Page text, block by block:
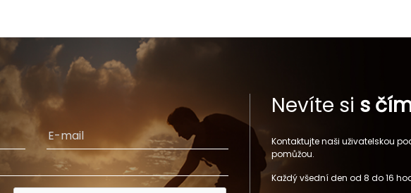
Nevíte si s
Kontaktujte naši uživatelskou
pomůžou.
Každý všední den od 8 do 16